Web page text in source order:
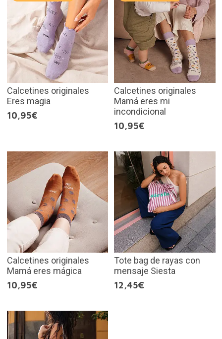
Calcetines originales
Eres magia
10,95€
Calcetines originales
Mamá eres mi
incondicional
10,95€
Calcetines originales
Mamá eres mágica
10,95€
Tote bag de rayas con
mensaje Siesta
12,45€